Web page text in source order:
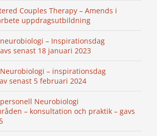
Couples Therapy – Amends i
uppdragsutbildning
– Inspirationsdag
senast 18 januari 2023
– inspirationsdag
senast 5 februari 2024
Neurobiologi
– konsultation och praktik – gavs